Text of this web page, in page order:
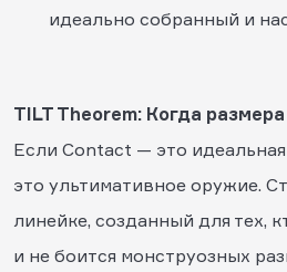
идеально собранный и
TILT Theorem: Когда
Если Contact — это идеальная
это ультимативное оружие.
линейке, созданный для тех,
и не боится монструозных